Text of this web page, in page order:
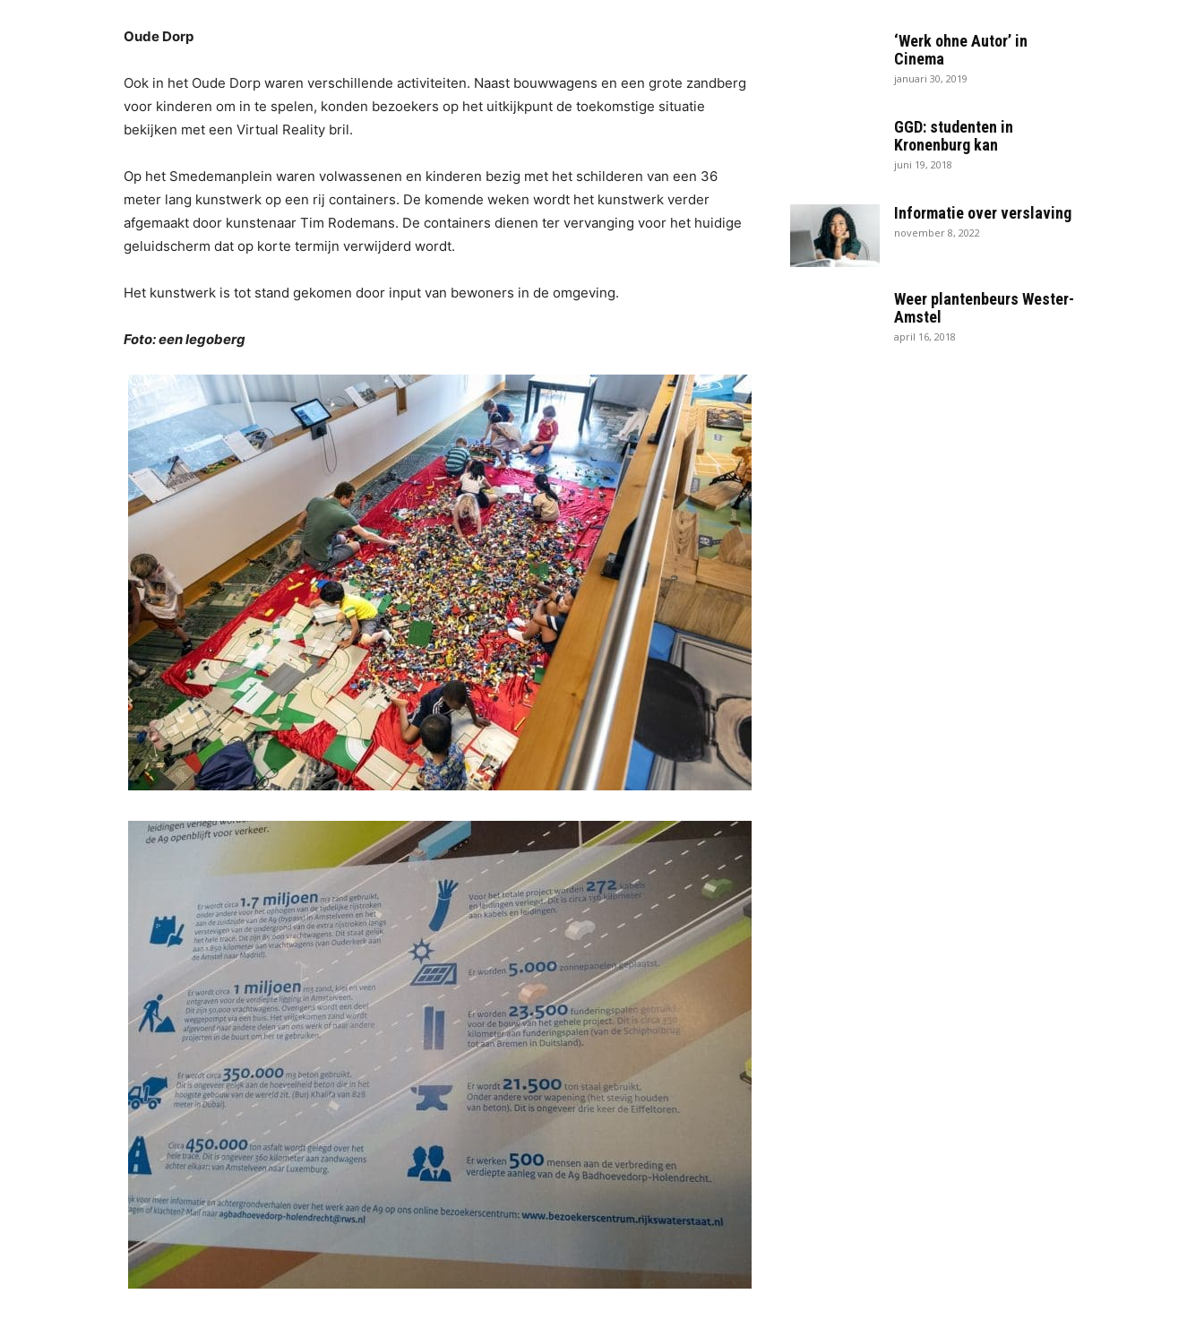
Oude Dorp
Ook in het Oude Dorp waren verschillende activiteiten. Naast bouwwagens en een grote zandberg
voor kinderen om in te spelen, konden bezoekers op het uitkijkpunt de toekomstige situatie
bekijken met een Virtual Reality bril.
Op het Smedemanplein waren volwassenen en kinderen bezig met het schilderen van een 36
meter lang kunstwerk op een rij containers. De komende weken wordt het kunstwerk verder
afgemaakt door kunstenaar Tim Rodemans. De containers dienen ter vervanging voor het huidige
geluidscherm dat op korte termijn verwijderd wordt.
Het kunstwerk is tot stand gekomen door input van bewoners in de omgeving.
Foto: een legoberg
‘Werk ohne Autor’ in
Cinema
januari 30, 2019
GGD: studenten in
Kronenburg kan
juni 19, 2018
Informatie over verslaving
november 8, 2022
Weer plantenbeurs Wester-
Amstel
april 16, 2018